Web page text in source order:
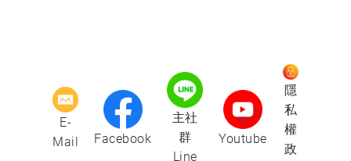
E-
Mail
Facebook
主社
群
Line
Youtube
隱
私
權
政